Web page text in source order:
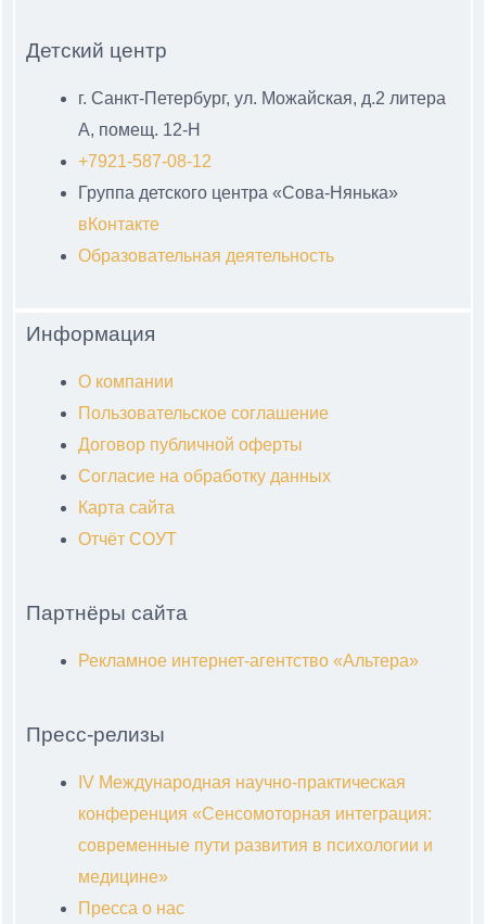
Детский центр
г. Санкт-Петербург, ул. Можайская, д.2 литера
А, помещ. 12-Н
+7921-587-08-12
Группа детского центра «Сова-Нянька»
вКонтакте
Образовательная деятельность
Информация
О компании
Пользовательское соглашение
Договор публичной оферты
Согласие на обработку данных
Карта сайта
Отчёт СОУТ
Партнёры сайта
Рекламное интернет-агентство «Альтера»
Пресс-релизы
IV Международная научно-практическая
конференция «Сенсомоторная интеграция:
современные пути развития в психологии и
медицине»
Пресса о нас